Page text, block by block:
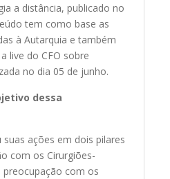
a distância, publicado no
tem como base as
à Autarquia e também
live do CFO sobre
no dia 05 de junho.
dessa
ações em dois pilares
com os Cirurgiões-
com os